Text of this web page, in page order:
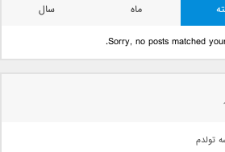
ماه
سال
Sorry, no posts matched
تولدم